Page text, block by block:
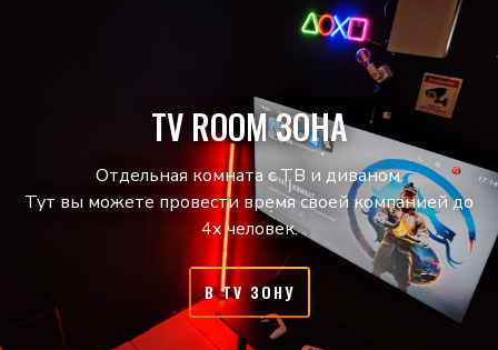
TV ROOM ЗОНА
Отдельная комната с ТВ и диваном.
Тут вы можете провести время своей компанией до
4х человек.
В TV ЗОНУ